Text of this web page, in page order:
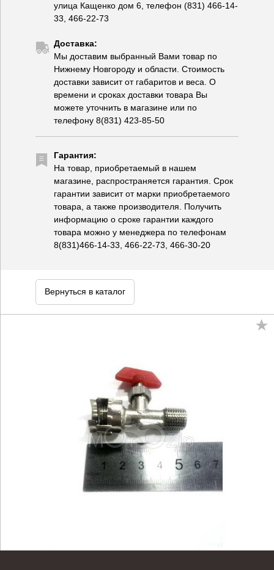
улица Кащенко дом 6, телефон (831) 466-14-
33, 466-22-73
Доставка:
Мы доставим выбранный Вами товар по
Нижнему Новгороду и области. Стоимость
доставки зависит от габаритов и веса. О
времени и сроках доставки товара Вы
можете уточнить в магазине или по
телефону 8(831) 423-85-50
Гарантия:
На товар, приобретаемый в нашем
магазине, распространяется гарантия. Срок
гарантии зависит от марки приобретаемого
товара, а также производителя. Получить
информацию о сроке гарантии каждого
товара можно у менеджера по телефонам
8(831)466-14-33, 466-22-73, 466-30-20
Вернуться в каталог